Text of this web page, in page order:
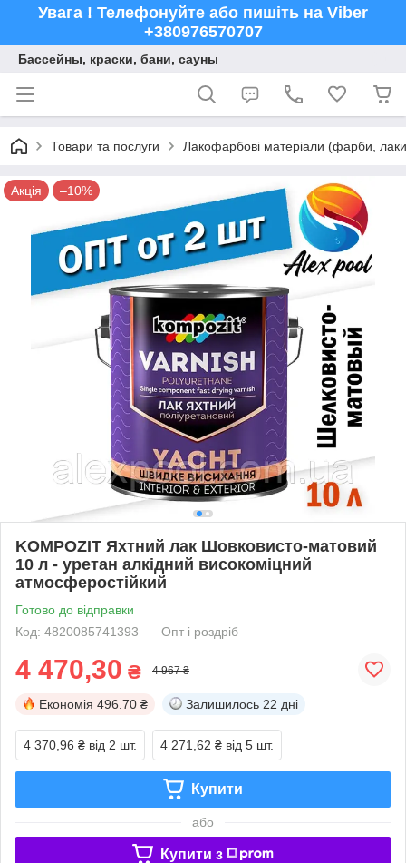
Увага ! Телефонуйте або пишіть на Viber
+380976570707
Бассейны, краски, бани, сауны
Товари та послуги Лакофарбові матеріали (фарби,
Акція –10%
KOMPOZIT Яхтний лак Шовковисто-матовий
10 л - уретан алкідний високоміцний
атмосферостійкий
Готово до відправки
Код: 4820085741393
Опт і роздріб
4 470,30 ₴ 4 967 ₴
Економія 496.70 ₴ Залишилось 22 дні
4 370,96 ₴ від 2 шт. 4 271,62 ₴ від 5 шт.
Купити
або
Купити з